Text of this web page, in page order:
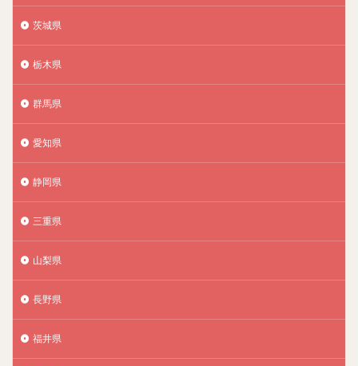
茨城県
栃木県
群馬県
愛知県
静岡県
三重県
山梨県
長野県
福井県